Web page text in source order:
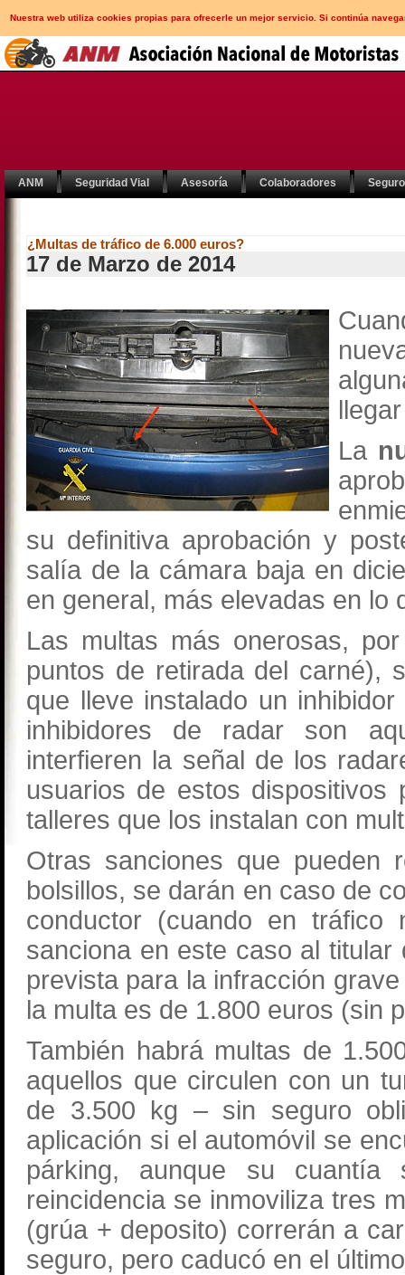
Nuestra web utiliza cookies propias para ofrecerle un mejor servicio. Si continúa
ANM Seguridad Vial Asesoría Colaboradores
¿Multas de tráfico de 6.000 euros?
17 de Marzo de 2014
La
su definitiva aprobación y
salía de la cámara baja en
en general, más elevadas en lo
Las multas más onerosas,
puntos de retirada del carné),
que lleve instalado un
inhibidores de radar son
interfieren la señal de los
usuarios de estos dispositivos
talleres que los instalan con
Otras sanciones que pueden
bolsillos, se darán en caso de
conductor (cuando en
sanciona en este caso al
prevista para la infracción
la multa es de 1.800 euros (sin
También habrá multas de
aquellos que circulen con un
de 3.500 kg – sin seguro
aplicación si el automóvil se
párking, aunque su
reincidencia se inmoviliza tres
(grúa + deposito) correrán a
seguro, pero caducó en el